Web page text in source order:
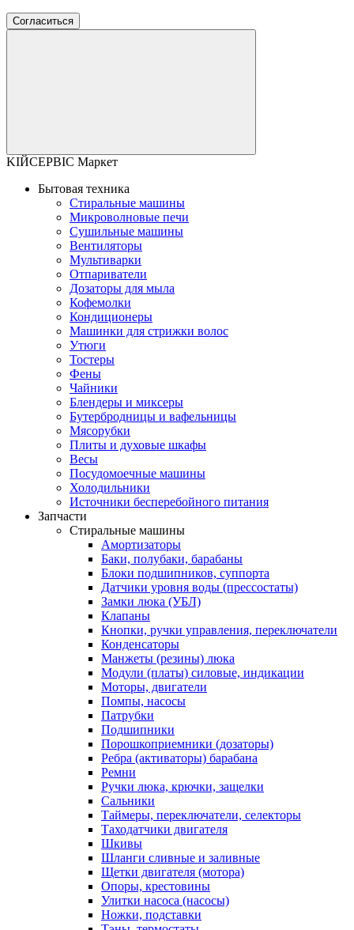
Согласиться
KІЙСЕРВІС Маркет
Бытовая техника
Стиральные машины
Микроволновые печи
Сушильные машины
Вентиляторы
Мультиварки
Отпариватели
Дозаторы для мыла
Кофемолки
Кондиционеры
Машинки для стрижки волос
Утюги
Тостеры
Фены
Чайники
Блендеры и миксеры
Бутербродницы и вафельницы
Мясорубки
Плиты и духовые шкафы
Весы
Посудомоечные машины
Холодильники
Источники бесперебойного питания
Запчасти
Стиральные машины
Амортизаторы
Баки, полубаки, барабаны
Блоки подшипников, суппорта
Датчики уровня воды (прессостаты)
Замки люка (УБЛ)
Клапаны
Кнопки, ручки управления, переключатели
Конденсаторы
Манжеты (резины) люка
Модули (платы) силовые, индикации
Моторы, двигатели
Помпы, насосы
Патрубки
Подшипники
Порошкоприемники (дозаторы)
Ребра (активаторы) барабана
Ремни
Ручки люка, крючки, защелки
Сальники
Таймеры, переключатели, селекторы
Таходатчики двигателя
Шкивы
Шланги сливные и заливные
Щетки двигателя (мотора)
Опоры, крестовины
Улитки насоса (насосы)
Ножки, подставки